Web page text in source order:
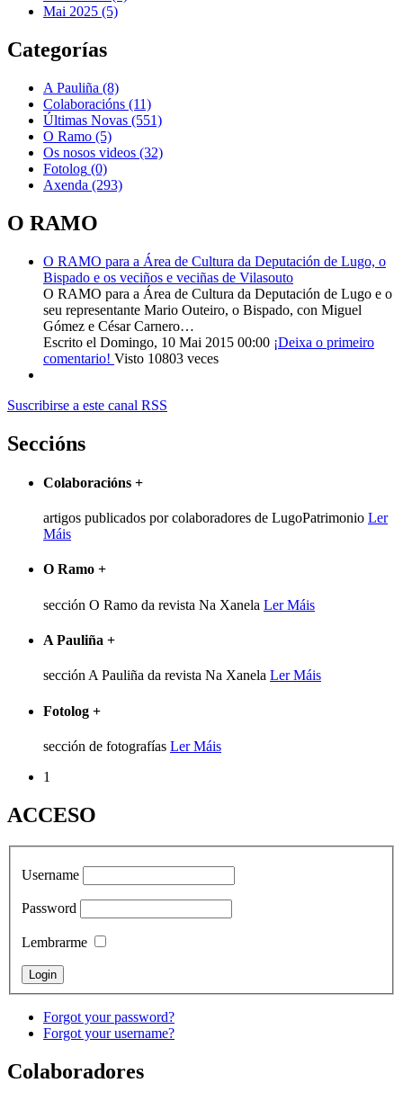
Mai 2025 (5)
Categorías
A Pauliña (8)
Colaboracións (11)
Últimas Novas (551)
O Ramo (5)
Os nosos videos (32)
Fotolog (0)
Axenda (293)
O RAMO
O RAMO para a Área de Cultura da Deputación de Lugo, o
Bispado e os veciños e veciñas de Vilasouto
O RAMO para a Área de Cultura da Deputación de Lugo e o
seu representante Mario Outeiro, o Bispado, con Miguel
Gómez e César Carnero…
Escrito el Domingo, 10 Mai 2015 00:00 ¡Deixa o primeiro
comentario! Visto 10803 veces
Suscribirse a este canal RSS
Seccións
Colaboracións +
artigos publicados por colaboradores de LugoPatrimonio Ler
Máis
O Ramo +
sección O Ramo da revista Na Xanela Ler Máis
A Pauliña +
sección A Pauliña da revista Na Xanela Ler Máis
Fotolog +
sección de fotografías Ler Máis
1
ACCESO
Username
Password
Lembrarme
Forgot your password?
Forgot your username?
Colaboradores